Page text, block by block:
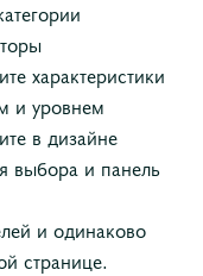
характеристики
и уровнем
в дизайне
выбора и панель
и одинаково
странице.